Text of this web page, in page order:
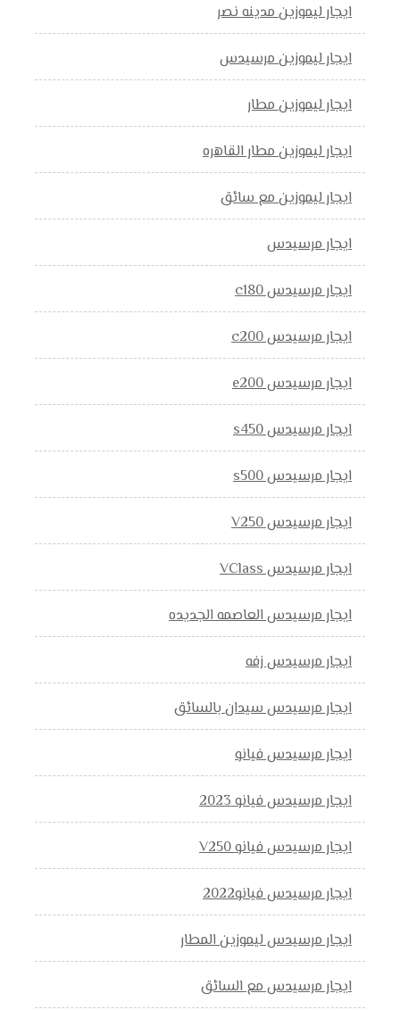
ايجار ليموزين مدينه نصر
ايجار ليموزين مرسيدس
ايجار ليموزين مطار
ايجار ليموزين مطار القاهره
ايجار ليموزين مع سائق
ايجار مرسيدس
ايجار مرسيدس c180
ايجار مرسيدس c200
ايجار مرسيدس e200
ايجار مرسيدس s450
ايجار مرسيدس s500
ايجار مرسيدس V250
ايجار مرسيدس VClass
ايجار مرسيدس العاصمه الجديده
ايجار مرسيدس زفه
ايجار مرسيدس سيدان بالسائق
ايجار مرسيدس فيانو
ايجار مرسيدس فيانو 2023
ايجار مرسيدس فيانو V250
ايجار مرسيدس فيانو2022
ايجار مرسيدس ليموزين المطار
ايجار مرسيدس مع السائق